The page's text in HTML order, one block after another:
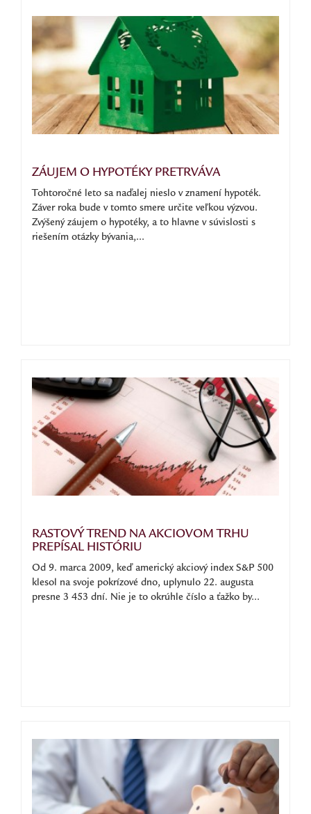
ZÁUJEM O HYPOTÉKY PRETRVÁVA
Tohtoročné leto sa naďalej nieslo v znamení hypoték.
Záver roka bude v tomto smere určite veľkou výzvou.
Zvýšený záujem o hypotéky, a to hlavne v súvislosti s
riešením otázky bývania,...
RASTOVÝ TREND NA AKCIOVOM TRHU
PREPÍSAL HISTÓRIU
Od 9. marca 2009, keď americký akciový index S&P 500
klesol na svoje pokrízové dno, uplynulo 22. augusta
presne 3 453 dní. Nie je to okrúhle číslo a ťažko by...